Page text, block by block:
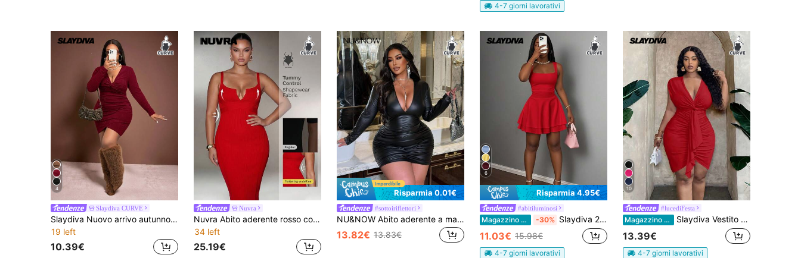
4-7 giorni lavorativi
4
Slaydiva CURVE
Slaydiva Nuovo arrivo autunno/inverno, elegante abito casual e da indossare quotidianamente, per uscite e appuntamenti, vestito corto da donna con taglio aderente, collo a V marrone, maniche lunghe con dettaglio attorcigliato, orlo asimmetrico arricciato, tessuto morbido e texturizzato, taglie comode
19 left
10.39€
Nuvra
Nuvra Abito aderente rosso con scollo a V profondo, spalline sottili, effetto snellente, sexy, taglie comode
34 left
25.19€
Risparmia 0.01€
#sottoiriflettori
NU&NOW Abito aderente a maniche lunghe con scollo a V profondo per donne taglie forti
13.82€ 13.83€
6
Risparmia 4.95€
#abitiluminosi
Magazzino EU -30% Slaydiva 2026 Nuova Primavera/Estate Abito casual da vacanza romantico, base, semplice, sexy, elegante, da lavoro, casual, da discoteca, in puro bianco con volant senza maniche e mini gonna a strati. Abito rosso a-line taglie forti, outfit da vacanza per donna.
11.03€ 15.98€
4-7 giorni lavorativi
10
#lucediFesta
Magazzino EU Slaydiva Vestito rosa solido elegante, da festa e appuntamenti, aderente, con dettagli di grinze sul petto, vita arricciata e cintura annodata, lunghezza mini, per la primavera/estate, taglie comode
13.39€
4-7 giorni lavorativi